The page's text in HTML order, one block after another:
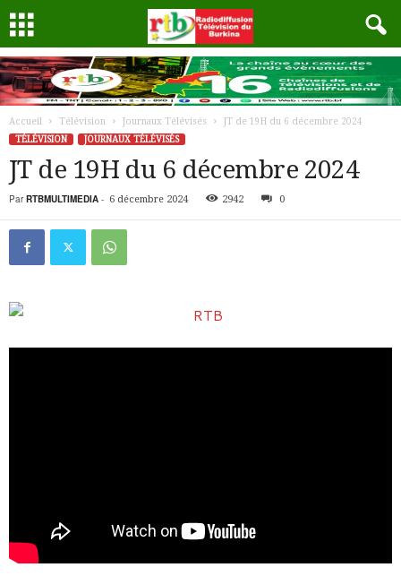
Accueil Télévision Journaux Télévisés
JT de 19H du 6 décembre 2024
TÉLÉVISION
JOURNAUX TÉLÉVISÉS
JT de 19H du 6 décembre 2024
Par RTBMULTIMEDIA - 6 décembre 2024 2942 0